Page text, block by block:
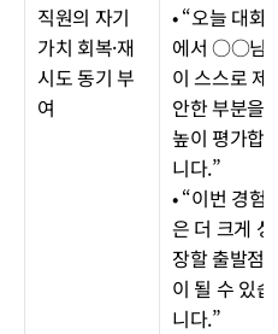
직원의 자기
가치 회복·재
시도 동기 부
여
• “오늘 대화
에서 ○○님
이 스스로 제
안한 부분을
높이 평가합
니다.”
• “이번 경험
은 더 크게 성
장할 출발점
이 될 수 있습
니다.”